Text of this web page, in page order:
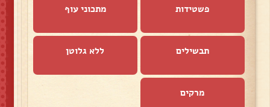
פשטידות מתכוני עוף
תבשילים ללא גלוטן
מרקים